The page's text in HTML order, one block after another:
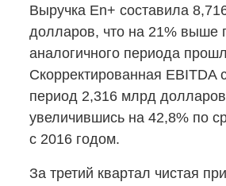
Выручка En+ составила
долларов, что на 21% выше
аналогичного периода
Скорректированная EBITDA
период 2,316 млрд
увеличившись на 42,8% по
с 2016 годом.
За третий квартал чистая